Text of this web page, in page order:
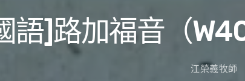
語]路加福音（
江榮義牧師